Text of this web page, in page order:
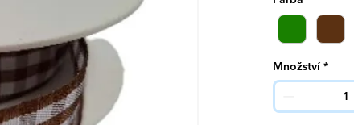
metr
Množství *